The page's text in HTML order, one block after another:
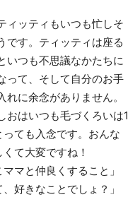
ィッティもいつも忙しそ
です。ティッティは座る
いつも不思議なかたちに
って、そして自分のお手
れに余念がありません。
おはいつも毛づくろいは1
ても入念です。おんな
て大変ですね！
マと仲良くすること」
好きなことでしょ？」